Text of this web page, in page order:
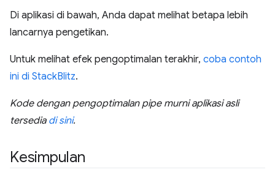
Di aplikasi di bawah, Anda dapat melihat betapa lebih
lancarnya pengetikan.
Untuk melihat efek pengoptimalan terakhir, coba contoh
ini di StackBlitz.
Kode dengan pengoptimalan pipe murni aplikasi asli
tersedia di sini.
Kesimpulan